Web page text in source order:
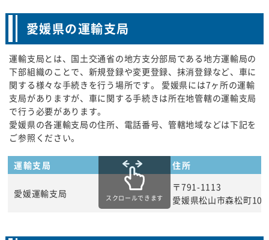
愛媛県の運輸支局
運輸支局とは、国土交通省の地方支分部局である地方運輸局の
下部組織のことで、新規登録や変更登録、抹消登録など、車に
関する様々な手続きを行う場所です。 愛媛県には7ヶ所の運輸
支局がありますが、車に関する手続きは所在地管轄の運輸支局
で行う必要があります。
愛媛県の各運輸支局の住所、電話番号、管轄地域などは下記を
ご参照ください。
運輸支局 住所
愛媛運輸支局
〒791-1113
愛媛県松山市森松町
スクロールできます